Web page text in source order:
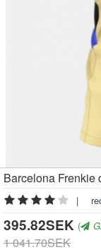
Barcelona Frenkie
|
395.82SEK (
1 041.70SEK